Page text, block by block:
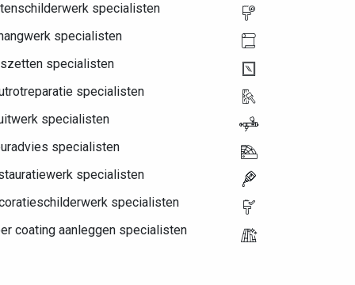
specialisten
specialisten
specialisten
specialisten
specialisten
specialisten
specialisten
specialisten
coating aanleggen specialisten